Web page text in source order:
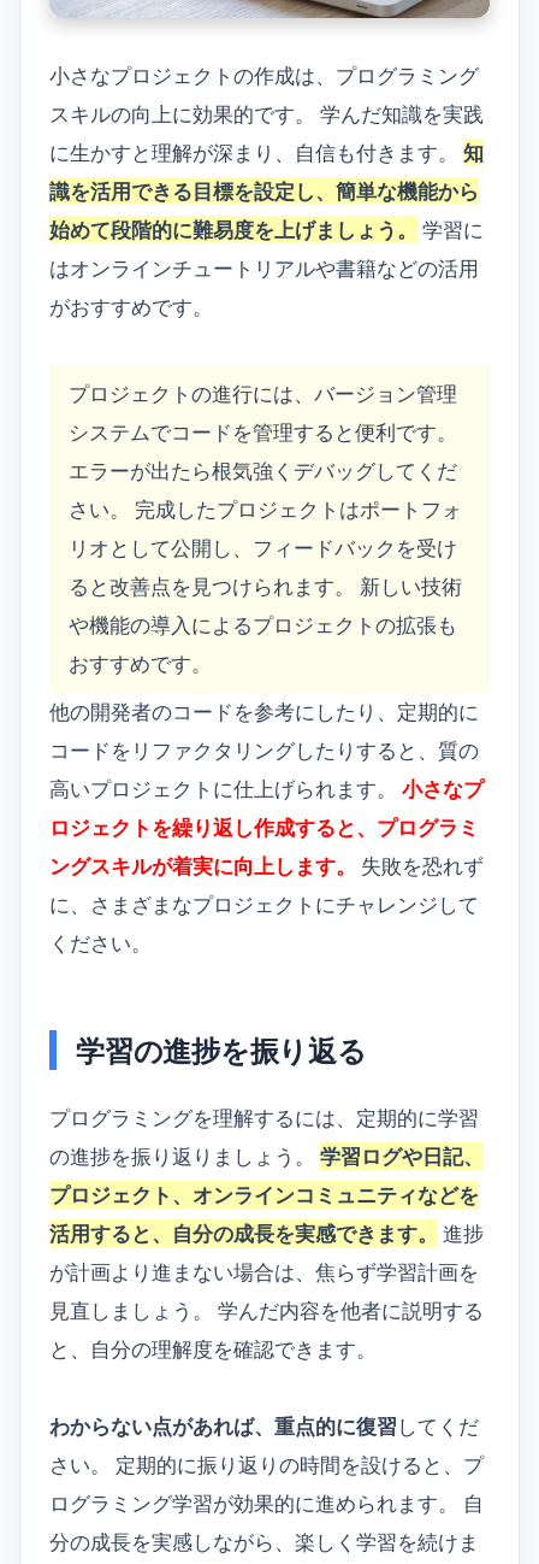
小さなプロジェクトの作成は、プログラミング
スキルの向上に効果的です。 学んだ知識を実践
に生かすと理解が深まり、自信も付きます。 知
識を活用できる目標を設定し、簡単な機能から
始めて段階的に難易度を上げましょう。
学習に
はオンラインチュートリアルや書籍などの活用
がおすすめです。
プロジェクトの進行には、バージョン管理
システムでコードを管理すると便利です。
エラーが出たら根気強くデバッグしてくだ
さい。 完成したプロジェクトはポートフォ
リオとして公開し、フィードバックを受け
ると改善点を見つけられます。 新しい技術
や機能の導入によるプロジェクトの拡張も
おすすめです。
他の開発者のコードを参考にしたり、定期的に
コードをリファクタリングしたりすると、質の
高いプロジェクトに仕上げられます。 小さなプ
ロジェクトを繰り返し作成すると、プログラミ
ングスキルが着実に向上します。
失敗を恐れず
に、さまざまなプロジェクトにチャレンジして
ください。
学習の進捗を振り返る
プログラミングを理解するには、定期的に学習
の進捗を振り返りましょう。 学習ログや日記、
プロジェクト、オンラインコミュニティなどを
活用すると、自分の成長を実感できます。
進捗
が計画より進まない場合は、焦らず学習計画を
見直しましょう。 学んだ内容を他者に説明する
と、自分の理解度を確認できます。
わからない点があれば、重点的に復習してくだ
さい。 定期的に振り返りの時間を設けると、プ
ログラミング学習が効果的に進められます。 自
分の成長を実感しながら、楽しく学習を続けま